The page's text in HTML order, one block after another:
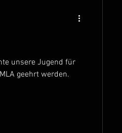
unsere Jugend für
geehrt werden.